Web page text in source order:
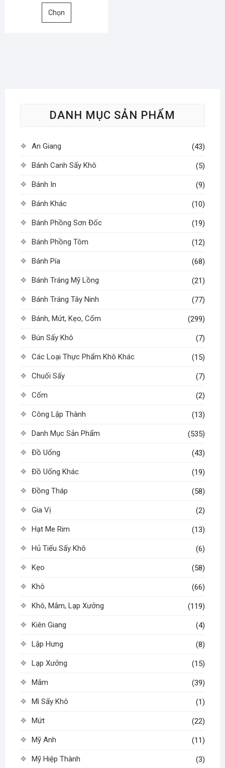
Chọn
Sản
chọn
chọn
DANH MỤC SẢN PHẨM
An Giang (43)
Bánh Canh Sấy Khô (5)
Bánh In (9)
Bánh Khác (10)
Bánh Phồng Sơn Đốc (19)
Bánh Phồng Tôm (12)
Bánh Pía (68)
Bánh Tráng Mỹ Lồng (21)
Bánh Tráng Tây Ninh (77)
Bánh, Mứt, Kẹo, Cốm (299)
Bún Sấy Khô (7)
Các Loại Thực Phẩm Khô Khác (15)
Chuối Sấy (7)
Cốm (2)
Công Lập Thành (13)
Danh Mục Sản Phẩm (535)
Đồ Uống (43)
Đồ Uống Khác (19)
Đồng Tháp (58)
Gia Vị (2)
Hạt Me Rim (13)
Hủ Tiếu Sấy Khô (6)
Kẹo (58)
Khô (66)
Khô, Mắm, Lạp Xưởng (119)
Kiên Giang (4)
Lập Hưng (8)
Lạp Xưởng (15)
Mắm (39)
Mì Sấy Khô (1)
Mứt (22)
Mỹ Anh (11)
Mỹ Hiệp Thành (3)